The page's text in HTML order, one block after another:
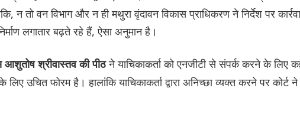
न तो वन विभाग और न ही मथुरा वृंदावन विकास प्राधिकरण ने निर्देश पर
लगातार बढ़ते रहे हैं, ऐसा अनुमान है।
आशुतोष श्रीवास्तव की पीठने याचिकाकर्ता को एनजीटी से संपर्क करने के लिए
उचित फोरम है। हालांकि याचिकाकर्ता द्वारा अनिच्छा व्यक्त करने पर कोर्ट ने